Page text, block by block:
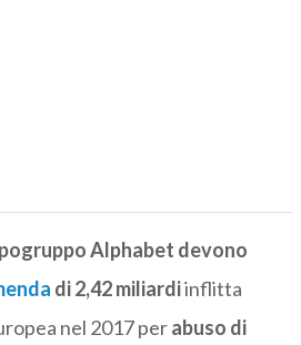
Alphabet devono
di 2,42 miliardiinflitta
nel 2017 perabuso di